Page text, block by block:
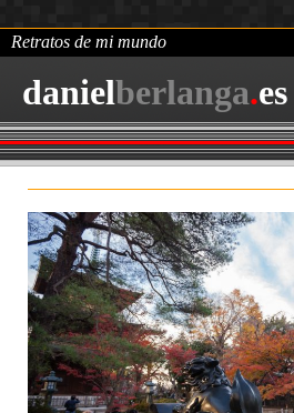
danielberlanga.es
Retratos de mi mundo